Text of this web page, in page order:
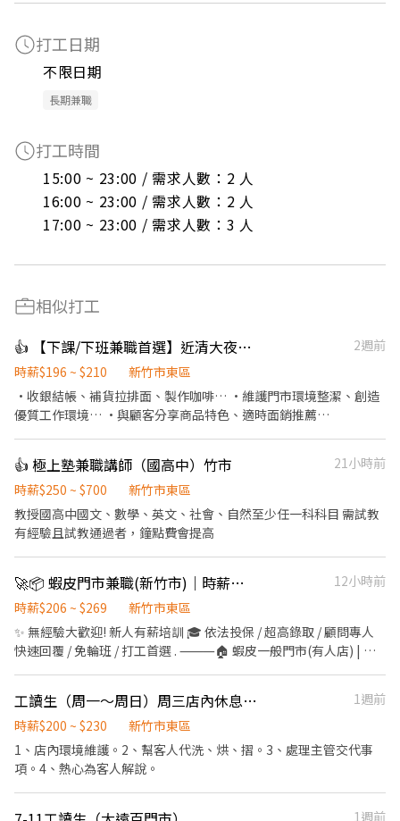
打工日期
不限日期
長期兼職
打工時間
15:00 ~ 23:00 / 需求人數：2 人
16:00 ~ 23:00 / 需求人數：2 人
17:00 ~ 23:00 / 需求人數：3 人
相似打工
👍 【下課/下班兼職首選】近清大夜市7-11孟竹門市 晚班動茲動夥伴⁠
2週前
時薪$196 ~ $210
新竹市東區
·收銀結帳、補貨拉排面、製作咖啡… ·維護門市環境整潔、創造
優質工作環境… ·與顧客分享商品特色、適時面銷推薦…
👍 極上塾兼職講師（國高中）竹市
21小時前
時薪$250 ~ $700
新竹市東區
教授國高中國文、數學、英文、社會、自然至少任一科科目 需試教
有經驗且試教通過者，鐘點費會提高
🚀📦 蝦皮門市兼職(新竹市)｜時薪最高$269/無經驗可/高錄取
12小時前
時薪$206 ~ $269
新竹市東區
✨ 無經驗大歡迎! 新人有薪培訓 🎓 依法投保 / 超高錄取 / 顧問專人
快速回覆 / 免輪班 / 打工首選 . ⸻🏠 蝦皮一般門市(有人店) | 免
與清潔維護作業 🤝 協助執行門市營運維護與彈性調店支援 🕒工作時
間: ▸ 早班 11:00-17:30 ▸ 晚班 18:45-22:45, 16:15-22:45 ▸ 假日班: 配
合早晚輪班 📌 排班說明: 平日一週給班 3-5 天, 假日配合主管排班 💰
薪資 (含津貼加給): ▸ 早、晚班 $206-$221 . ⸻ 🛵 蝦皮智取店 |
工讀生（周一～周日）周三店內休息(依照排班）
1週前
時薪$200 ~ $230
新竹市東區
1、店內環境維護。2、幫客人代洗、烘、摺。3、處理主管交代事
項。4、熱心為客人解說。
1週前